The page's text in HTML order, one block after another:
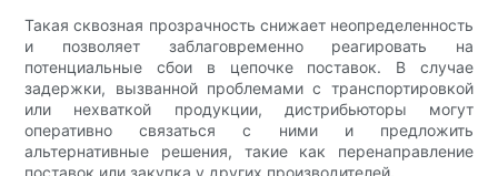
Такая сквозная прозрачность снижает неопределенность
и позволяет заблаговременно реагировать на
потенциальные сбои в цепочке поставок. В случае
задержки, вызванной проблемами с транспортировкой
или нехваткой продукции, дистрибьюторы могут
оперативно связаться с ними и предложить
альтернативные решения, такие как перенаправление